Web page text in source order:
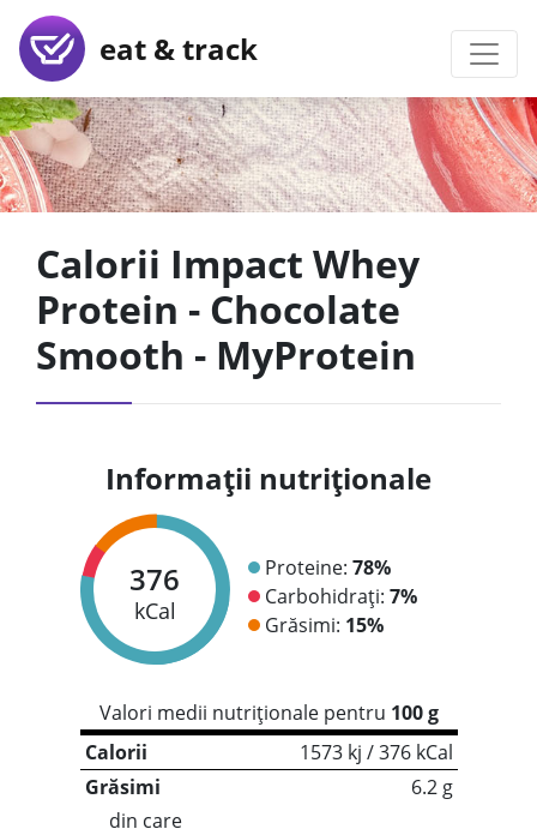
eat & track
Calorii Impact Whey
Protein - Chocolate
Smooth - MyProtein
Informații nutriționale
376
kCal
Proteine: 78%
Carbohidrați: 7%
Grăsimi: 15%
Valori medii nutriționale pentru 100 g
Calorii
1573 kj / 376 kCal
Grăsimi
6.2 g
din care